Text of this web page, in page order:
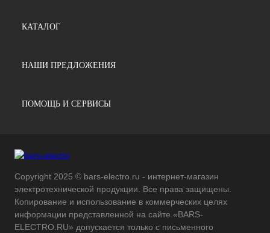
КАТАЛОГ
НАШИ ПРЕДЛОЖЕНИЯ
ПОМОЩЬ И СЕРВИСЫ
Copyright 2025 © bars-electro.ru - интернет-магазин
электротехнической продукции. Все права защищены.
Копирование и использование в коммерческих целях
информации представленной на сайте «BARS-
ELECTRO.RU» допускается только с письменного